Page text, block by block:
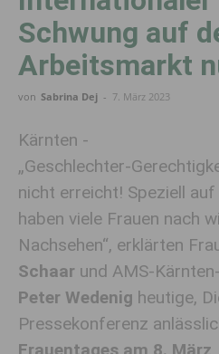
Schwung auf
Arbeitsmarkt
von Sabrina Dej - 7. März 2023
Kärnten -
„Geschlechter-
nicht erreicht! Speziell
haben viele Frauen nach
Nachsehen“, erklärten
Schaar und AMS-
Peter Wedenig heutige,
Pressekonferenz